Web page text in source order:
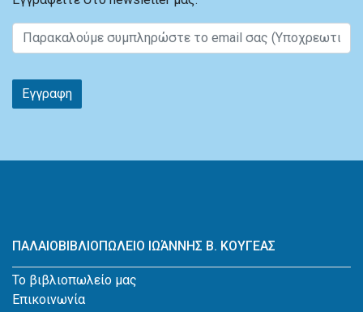
Εγγραφη
ΠΑΛΑΙΟΒΙΒΛΙΟΠΩΛΕΙΟ ΙΩΆΝΝΗΣ Β. ΚΟΥΓΕΑΣ
Το βιβλιοπωλείο μας
Επικοινωνία